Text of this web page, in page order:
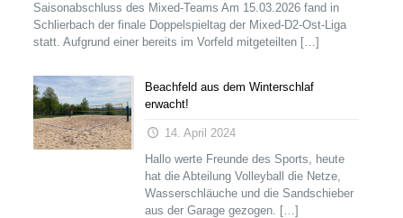
Saisonabschluss des Mixed-Teams Am 15.03.2026 fand in
Schlierbach der finale Doppelspieltag der Mixed-D2-Ost-Liga
statt. Aufgrund einer bereits im Vorfeld mitgeteilten[…]
Beachfeld aus dem Winterschlaf
erwacht!
14. April 2024
Hallo werte Freunde des Sports, heute
hat die Abteilung Volleyball die Netze,
Wasserschläuche und die Sandschieber
aus der Garage gezogen. […]